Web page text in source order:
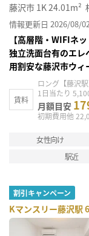
藤沢市 1K24.01m²
情報更新日 2026/08/
【高層階・WIFIネ
独立洗面台有のエ
用割安な藤沢市ウィ
賃料
ロング【藤沢駅
1日当たり
月額目安
初期費用他
女性向け
駅近
割引キャンペーン
Kマンスリー藤沢駅